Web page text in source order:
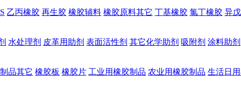
乙丙橡胶 再生胶 橡胶辅料 橡胶原料其它 丁基橡胶 氯丁橡胶 异
水处理剂 皮革用助剂 表面活性剂 其它化学助剂 吸附剂 涂料助剂
品其它 橡胶板 橡胶片 工业用橡胶制品 农业用橡胶制品 生活日